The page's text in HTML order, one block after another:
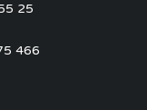
25
466